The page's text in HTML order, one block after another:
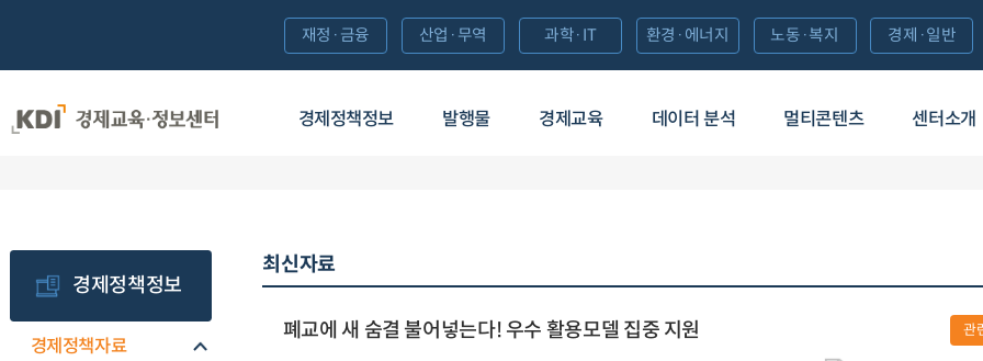
경제정책정보 발행물 경제교육 데이터 분석 멀티콘텐츠 센터소개
재정·금융 산업·무역 과학·IT 환경·에너지 노동·복지 경제·일반
경제정책정보
경제정책자료
최신자료
폐교에 새 숨결 불어넣는다! 우수 활용모델 집중 지원 관